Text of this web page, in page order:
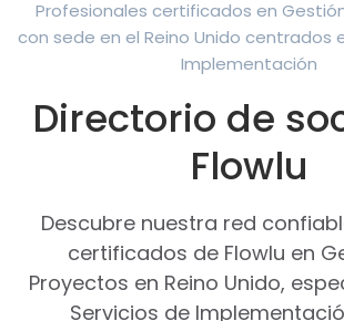
Facturación en línea
Automatización del flujo de trabajo
Herramientas de colaboración
Gestión financiera
Base de conocimientos
Departamentos de TI
Consultores empresariales
Empresas manufactureras
Pequeños negocios
Organizadores de eventos
Blog Flowlu
Guías
Casos prácticos
Herramientas gratuitas
Português
Profesionales certificados en
con sede en el Reino Unido centrados
Implementación
Directorio de
Flowlu
Descubre nuestra red
certificados de Flowlu en
Proyectos en Reino Unido,
Servicios de